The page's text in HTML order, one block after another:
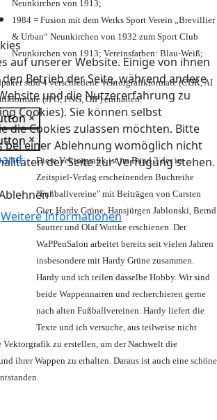
auf unserer Website. Einige von ihnen
Betrieb der Seite, während andere
und die Nutzererfahrung zu
Cookies). Sie können selbst
die Cookies zulassen möchten. Bitte
bei einer Ablehnung womöglich nicht
der Seite zur Verfügung stehen.
Weitere Informationen
Neunkirchen von 1913;
1984 = Fusion mit dem Werks Sport Verein „Brevillier
& Urban“ Neunkirchen von 1932 zum Sport Club
Neunkirchen von 1913; Vereinsfarben: Blau-Weiß;
sind 4 verschiedene Vektorgrafikformate (CDR, AI
(JPG, PNG, GIF) enthalten.
×
×
Diese Vektorgrafik ist im Band 2 der im
Zeitspiel-Verlag erscheinenden Buchreihe
"Fußballvereine" mit Beiträgen von Carsten
Gier, Hardy Grüne, Hansjürgen Jablonski, Bernd
Sautter und Olaf Wuttke erschienen. Der
WaPPenSalon arbeitet bereits seit vielen Jahren
insbesondere mit Hardy Grüne zusammen.
Hardy und ich teilen dasselbe Hobby. Wir sind
beide Wappennarren und recherchieren gerne
nach alten Fußballvereinen. Hardy liefert die
Texte und ich versuche, aus teilweise nicht
zu erstellen, um der Nachwelt die
ihrer Wappen zu erhalten. Daraus ist auch eine schöne